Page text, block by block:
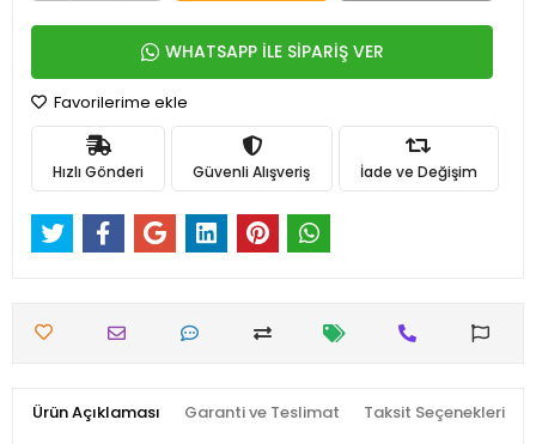
WHATSAPP İLE SİPARİŞ VER
Favorilerime ekle
Hızlı Gönderi Güvenli Alışveriş İade ve Değişim
Ürün Açıklaması Garanti ve Teslimat Taksit Seçenekleri